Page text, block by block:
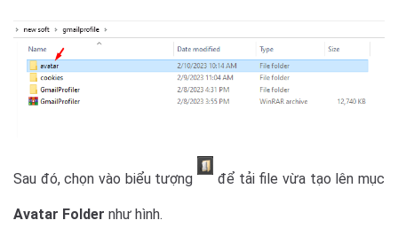
Sau đó, chọn vào biểu tượng để tải file vừa tạo lên mục
Avatar Folder như hình.